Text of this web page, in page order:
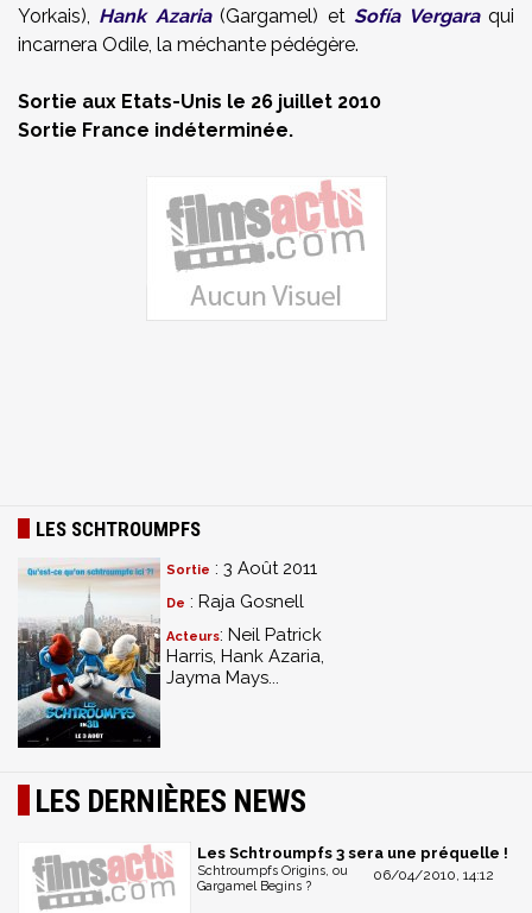
Yorkais), Hank Azaria(Gargamel) etSofía Vergaraqui
incarnera Odile, la méchante pédégère.
Sortie aux Etats-Unis le 26 juillet 2010
Sortie France indéterminée.
LES SCHTROUMPFS
Sortie : 3 Août 2011
De : Raja Gosnell
Acteurs: Neil Patrick
Harris, Hank Azaria,
Jayma Mays...
LES DERNIÈRES NEWS
Les Schtroumpfs 3 sera une préquelle !
06/04/2010, 14:12
Schtroumpfs Origins, ou
Gargamel Begins ?